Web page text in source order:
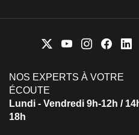
NOS EXPERTS À VOTRE
ÉCOUTE
Lundi - Vendredi 9h-12h /
18h